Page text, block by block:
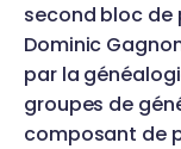
second bloc de
Dominic
par la
groupes de
composant de